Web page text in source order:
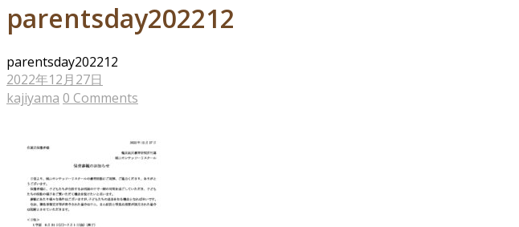
parentsday202212
parentsday202212
2022年12月27日
kajiyama 0 Comments